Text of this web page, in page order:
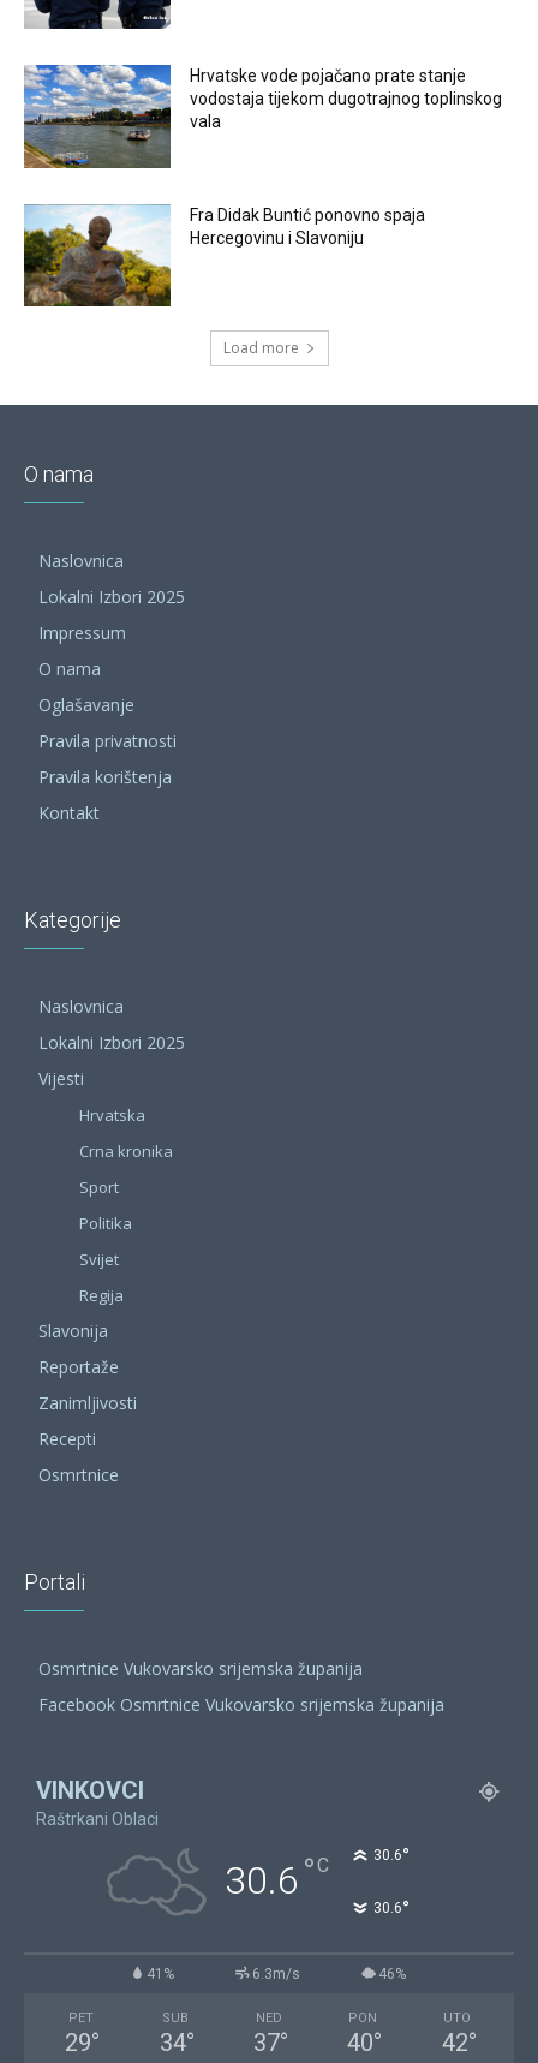
Hrvatske vode pojačano prate stanje
vodostaja tijekom dugotrajnog toplinskog
vala
Fra Didak Buntić ponovno spaja
Hercegovinu i Slavoniju
Load more
O nama
Naslovnica
Lokalni Izbori 2025
Impressum
O nama
Oglašavanje
Pravila privatnosti
Pravila korištenja
Kontakt
Kategorije
Naslovnica
Lokalni Izbori 2025
Vijesti
Hrvatska
Crna kronika
Sport
Politika
Svijet
Regija
Slavonija
Reportaže
Zanimljivosti
Recepti
Osmrtnice
Portali
Osmrtnice Vukovarsko srijemska županija
Facebook Osmrtnice Vukovarsko srijemska županija
VINKOVCI
Raštrkani Oblaci
30.6 °C 30.6°
30.6°
41% 6.3m/s 46%
PET
29°
SUB
34°
NED
37°
PON
40°
UTO
42°